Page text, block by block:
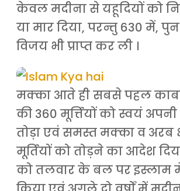
केवल मदीना से यहूदियों को
या मार दिया, परन्तु 630 में,
विजय भी प्राप्त कर ली ।
मक्का आते ही सबसे पहल
की 360 मूर्त्तियों को स्वयं
तोड़ा एवं समस्त मक्का व अरब
मूर्तियों को तोड़ने का आदेश
को तलवार के बल पर इस्लाम में